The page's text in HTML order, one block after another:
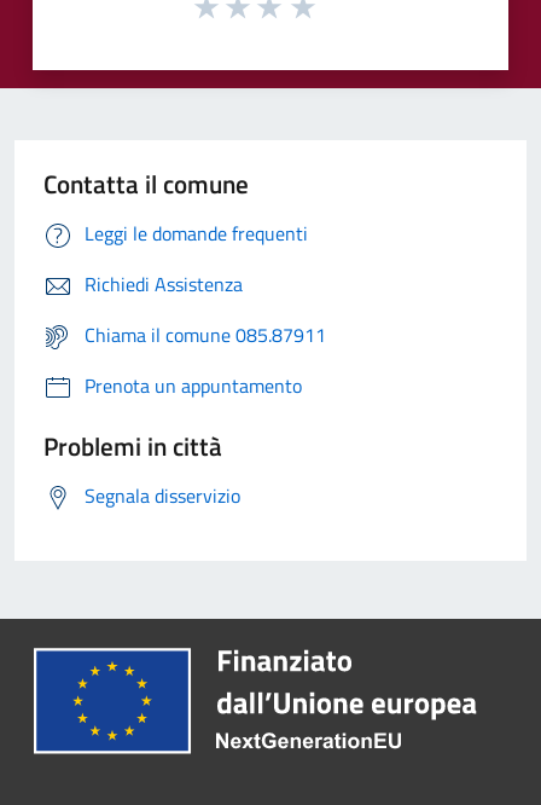
Contatta il comune
Leggi le domande frequenti
Richiedi Assistenza
Chiama il comune 085.87911
Prenota un appuntamento
Problemi in città
Segnala disservizio